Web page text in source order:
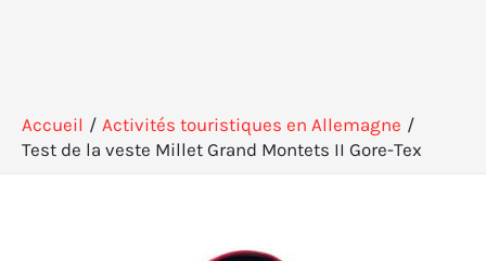
Accueil
Activités touristiques en Allemagne
Test de la veste Millet Grand Montets II Gore-Tex